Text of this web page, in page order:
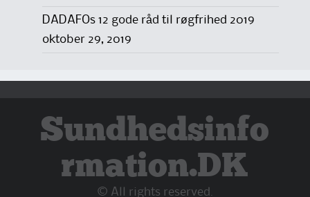
DADAFOs 12 gode råd til røgfrihed 2019
oktober 29, 2019
Sundhedsinfo
rmation.DK
© All rights reserved.